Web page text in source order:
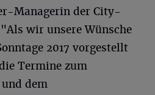
Managerin der City-
wir unsere Wünsche
2017 vorgestellt
Termine zum
dem